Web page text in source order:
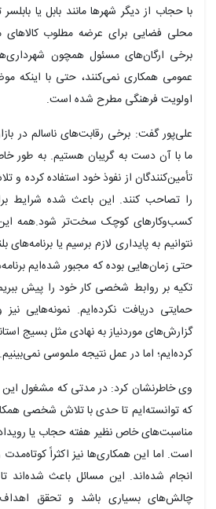
با حجاب از دیگر شهرها مانند بابل یا
محلی فضایی برای عرضه مطلوب
برخی ارگان‌های مسئول همچون
عمومی همکاری نمی‌کنند، حتی با اینکه
اولویت فرهنگی مطرح شده است.
علی‌پور گفت: برخی رقابت‌های ناسالم در
ما با آن دست به گریبان هستیم. به طور
تأمین‌کنندگان از نفوذ خود استفاده کرده و
را تصاحب کنند. این باعث شده شرایط
کسب‌وکارهای کوچک سخت‌تر شود.همه
نتوانیم به پایداری لازم برسیم یا
حتی زمان‌هایی بوده که مجبور شده‌ایم
تکیه بر روابط شخصی کار خود را پیش
حمایتی دریافت نکرده‌ایم. نمونه‌هایی
گزارش‌های موردنیاز به نهادی مثل بسیج
کرده‌ایم؛ اما در عمل نتیجه ملموسی نمی‌بینیم.
وی خاطرنشان کرد: در مدتی که مشغول این
که توانسته‌ایم تا حدی با تلاش شخصی
مناسبت‌های خاص نظیر هفته حجاب یا
است. اما این همکاری‌ها نیز اکثراً
انجام شده‌اند. این مسائل باعث شده‌اند
چالش‌های بسیاری باشد و تحقق